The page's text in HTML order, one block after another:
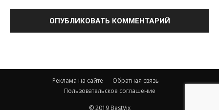
Реклама на сайте
Обратная связь
Пользовательское соглашение
© 2019 BestVix